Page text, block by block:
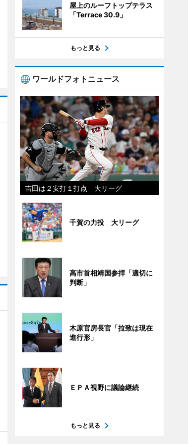
屋上のルーフトップテラス
「Terrace 30.9」
もっと見る
ワールドフォトニュース
吉田は２安打１打点 大リーグ
千賀の力投 大リーグ
高市首相靖国参拝「適切に
判断」
木原官房長官「拉致は現在
進行形」
ＥＰＡ視野に議論継続
もっと見る